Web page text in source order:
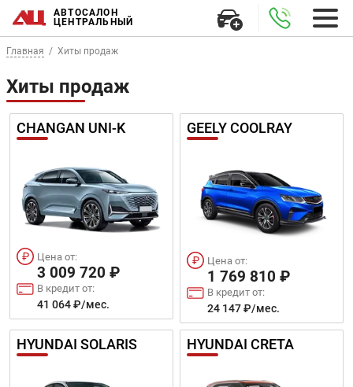
АВТОСАЛОН
ЦЕНТРАЛЬНЫЙ
Главная Хиты продаж
Хиты продаж
CHANGAN UNI-K
Цена от:
3 009 720 ₽
В кредит от:
41 064 ₽/мес.
GEELY COOLRAY
Цена от:
1 769 810 ₽
В кредит от:
24 147 ₽/мес.
HYUNDAI SOLARIS HYUNDAI CRETA